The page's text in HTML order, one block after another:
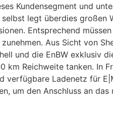
Kundensegment und
legt überdies
Entsprechend
Aus Sicht von
und die EnBW exklusiv
km Reichweite tanken. In
verfügbare Ladenetz für
um den Anschluss an